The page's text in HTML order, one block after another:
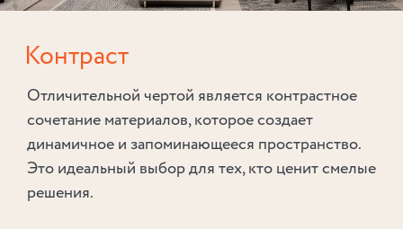
Контраст
Отличительной чертой является контрастное
сочетание материалов, которое создает
динамичное и запоминающееся пространство.
Это идеальный выбор для тех, кто ценит смелые
решения.